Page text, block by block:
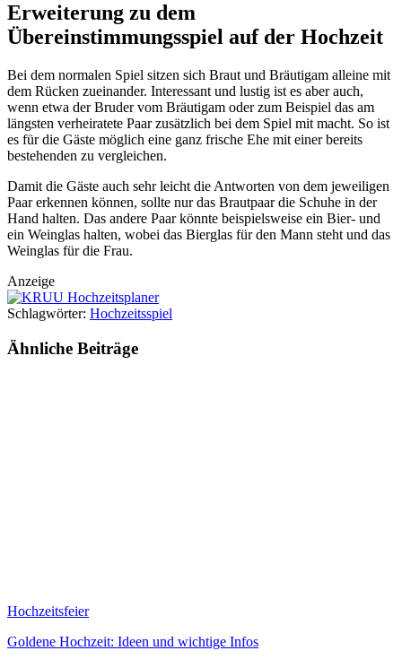
Erweiterung zu dem
Übereinstimmungsspiel auf der Hochzeit
Bei dem normalen Spiel sitzen sich Braut und Bräutigam alleine mit
dem Rücken zueinander. Interessant und lustig ist es aber auch,
wenn etwa der Bruder vom Bräutigam oder zum Beispiel das am
längsten verheiratete Paar zusätzlich bei dem Spiel mit macht. So ist
es für die Gäste möglich eine ganz frische Ehe mit einer bereits
bestehenden zu vergleichen.
Damit die Gäste auch sehr leicht die Antworten von dem jeweiligen
Paar erkennen können, sollte nur das Brautpaar die Schuhe in der
Hand halten. Das andere Paar könnte beispielsweise ein Bier- und
ein Weinglas halten, wobei das Bierglas für den Mann steht und das
Weinglas für die Frau.
Anzeige
Schlagwörter: Hochzeitsspiel
Ähnliche Beiträge
Hochzeitsfeier
Goldene Hochzeit: Ideen und wichtige Infos